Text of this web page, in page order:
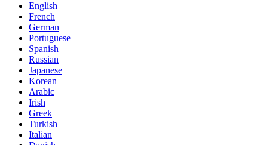
English
French
German
Portuguese
Spanish
Russian
Japanese
Korean
Arabic
Irish
Greek
Turkish
Italian